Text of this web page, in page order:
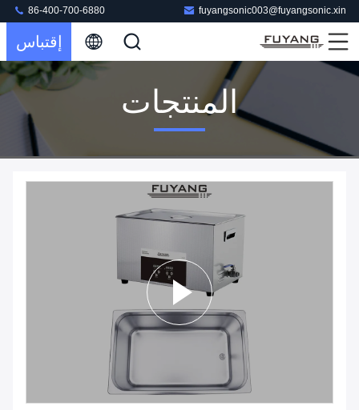
fuyangsonic003@fuyangsonic.xin
86-400-700-6880
إقتباس
المنتجات